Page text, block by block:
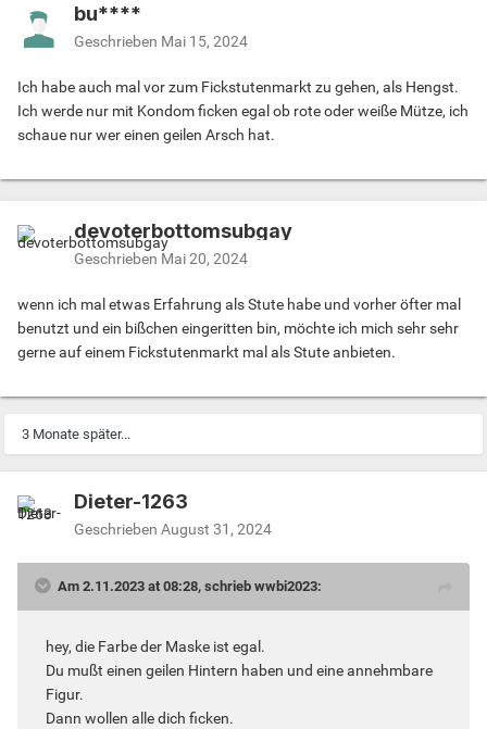
bu****
Geschrieben Mai 15, 2024
Ich habe auch mal vor zum Fickstutenmarkt zu gehen, als Hengst.
Ich werde nur mit Kondom ficken egal ob rote oder weiße Mütze, ich
schaue nur wer einen geilen Arsch hat.
devoterbottomsubgay
Geschrieben Mai 20, 2024
wenn ich mal etwas Erfahrung als Stute habe und vorher öfter mal
benutzt und ein bißchen eingeritten bin, möchte ich mich sehr sehr
gerne auf einem Fickstutenmarkt mal als Stute anbieten.
3 Monate später...
Dieter-1263
Geschrieben August 31, 2024
Am 2.11.2023 at 08:28, schrieb wwbi2023:
hey, die Farbe der Maske ist egal.
Du mußt einen geilen Hintern haben und eine annehmbare
Figur.
Dann wollen alle dich ficken.